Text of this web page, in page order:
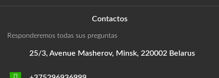
Contactos
Responderemos todas sus preguntas
25/3, Avenue Masherov, Minsk, 220002 Belarus